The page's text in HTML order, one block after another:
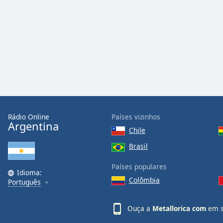
window.
Beginning
dialog
window.
Escape
will
Rádio Online
Argentina
Idioma:
Português
Países vizinhos
Chile
Brasil
Países populares
Colômbia
Ouça a Metallorica com em